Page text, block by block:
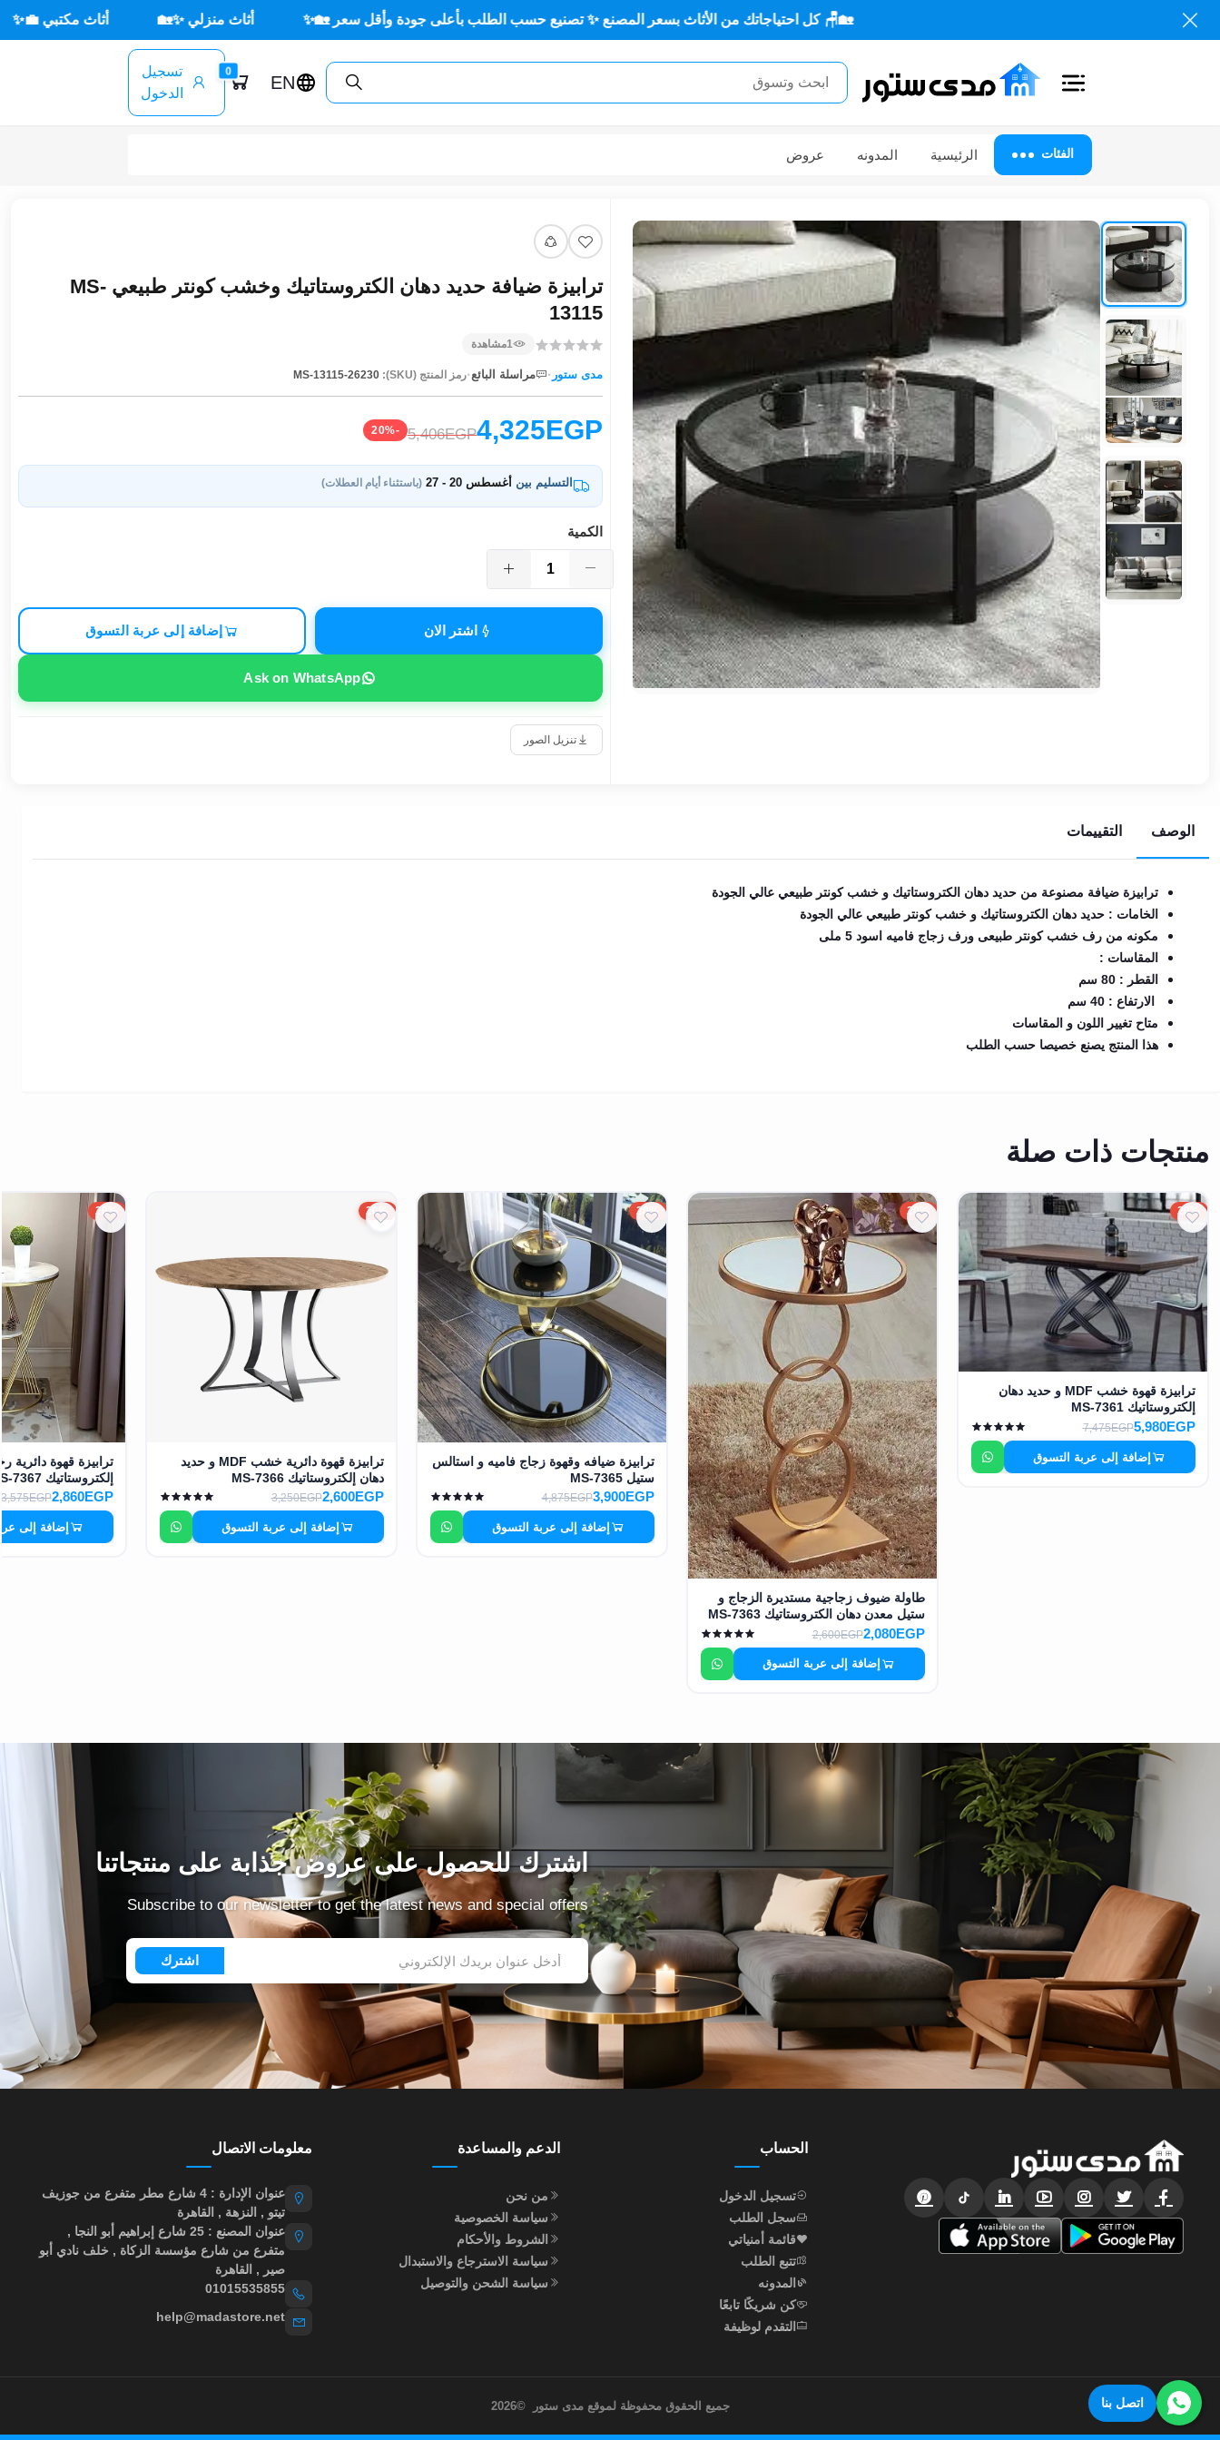
اتصل بنا
🏡🪑 كل احتياجاتك من الأثاث بسعر المصنع ✨ تصنيع حسب الطلب بأعلى جودة وأقل سعر 🏡✨ أثاث منزلي ✨🏡 أثاث مكتبي 💼✨ 🌳
EN
0
تسجيل
الدخول
أثاث
مكتبي
أثاث
منزلي
أثاث
خارجي
وشواطئ
كافيهات
ومطاعم
وفنادق
حواجز
مرورية
EN
تسجيل
الدخول
اشترك
الآن
الفئات الرئيسية المدونه عروض
ترابيزة ضيافة حديد دهان الكتروستاتيك وخشب كونتر طبيعي MS-
13115
1مشاهدة
مدى ستور · مراسلة البائع·رمز المنتج (SKU): MS-13115-26230
4,325EGP
5,406EGP
-20%
التسليم بين أغسطس 20 - 27 (باستثناء أيام العطلات)
الكمية
اشتر الان إضافة إلى عربة التسوق
Ask on WhatsApp
تنزيل الصور
الوصف التقييمات
ترابيزة ضيافة مصنوعة من حديد دهان الكتروستاتيك و خشب كونتر طبيعي عالي الجودة
الخامات : حديد دهان الكتروستاتيك و خشب كونتر طبيعي عالي الجودة
مكونه من رف خشب كونتر طبيعى ورف زجاج فاميه اسود 5 ملى
المقاسات :
القطر : 80 سم
الارتفاع : 40 سم
متاح تغيير اللون و المقاسات
هذا المنتج يصنع خصيصا حسب الطلب
منتجات ذات صلة
20%
ترابيزة قهوة خشب MDF و حديد دهان
إلكتروستاتيك MS-7361
5,980EGP
7,475EGP
إضافة إلى عربة التسوق
20%
طاولة ضيوف زجاجية مستديرة الزجاج و
ستيل معدن دهان الكتروستاتيك MS-7363
2,080EGP
2,600EGP
إضافة إلى عربة التسوق
20%
ترابيزة ضيافه وقهوة زجاج فاميه و استالس
ستيل MS-7365
3,900EGP
4,875EGP
إضافة إلى عربة التسوق
20%
ترابيزة قهوة دائرية خشب MDF و حديد
دهان إلكتروستاتيك MS-7366
2,600EGP
3,250EGP
إضافة إلى عربة التسوق
20%
ترابيزة قهوة دائرية
إلكتروستاتيك MS-7367
2,860EGP
3,575EGP
إضافة إلى
اشترك للحصول على عروض جذابة على منتجاتنا
Subscribe to our newsletter to get the latest news and special offers
اشترك
الحساب
تسجيل الدخول
سجل الطلب
قائمة أمنياتي
تتبع الطلب
المدونه
كن شريكًا تابعًا
التقدم لوظيفة
الدعم والمساعدة
من نحن
سياسة الخصوصية
الشروط والأحكام
سياسة الاسترجاع والاستبدال
سياسة الشحن والتوصيل
معلومات الاتصال
عنوان الإدارة : 4 شارع مطر متفرع من جوزيف
تيتو , النزهة , القاهرة
عنوان المصنع : 25 شارع إبراهيم أبو النجا ,
متفرع من شارع مؤسسة الزكاة , خلف نادي أبو
صير , القاهرة
01015535855
help@madastore.net
جميع الحقوق محفوظة لموقع مدى ستور©
2026